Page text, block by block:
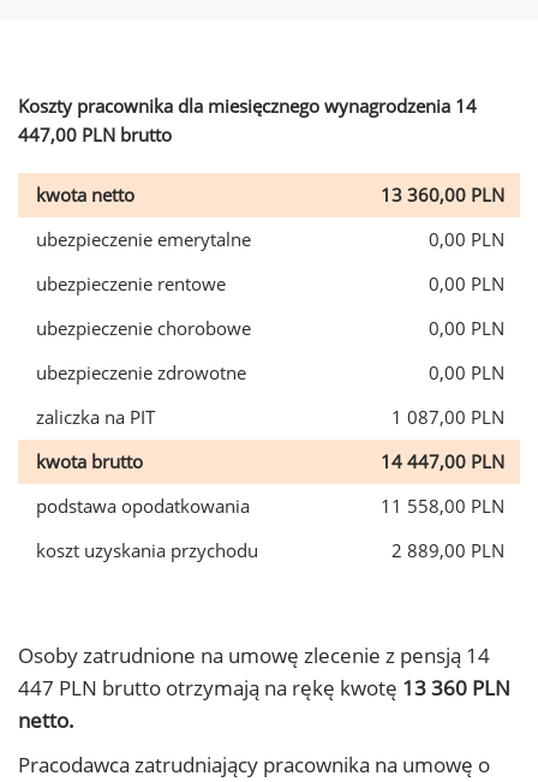
Koszty pracownika dla miesięcznego wynagrodzenia 14
447,00 PLN brutto
kwota netto
13 360,00 PLN
ubezpieczenie emerytalne
0,00 PLN
ubezpieczenie rentowe
0,00 PLN
ubezpieczenie chorobowe
0,00 PLN
ubezpieczenie zdrowotne
0,00 PLN
zaliczka na PIT
1 087,00 PLN
kwota brutto
14 447,00 PLN
podstawa opodatkowania
11 558,00 PLN
koszt uzyskania przychodu
2 889,00 PLN
Osoby zatrudnione na umowę zlecenie z pensją 14
447 PLN brutto otrzymają na rękę kwotę 13 360 PLN
netto.
Pracodawca zatrudniający pracownika na umowę o